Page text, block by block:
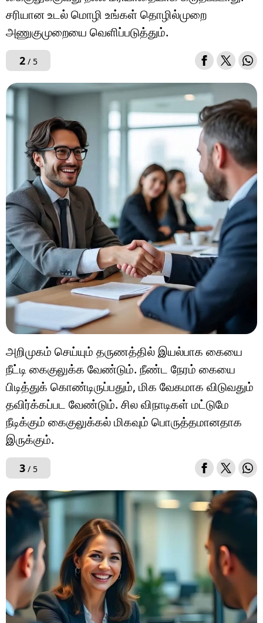
சரியான உடல் மொழி உங்கள் தொழில்முறை
அணுகுமுறையை வெளிப்படுத்தும்.
2/ 5
அறிமுகம் செய்யும் தருணத்தில் இயல்பாக கையை
நீட்டி கைகுலுக்க வேண்டும். நீண்ட நேரம் கையை
பிடித்துக் கொண்டிருப்பதும், மிக வேகமாக விடுவதும்
தவிர்க்கப்பட வேண்டும். சில விநாடிகள் மட்டுமே
நீடிக்கும் கைகுலுக்கல் மிகவும் பொருத்தமானதாக
இருக்கும்.
3/ 5